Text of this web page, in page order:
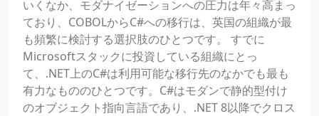
いくなか、モダナイゼーションへの圧力は年々高まっ
ており、COBOLからC#への移行は、英国の組織が最
も頻繁に検討する選択肢のひとつです。 すでに
Microsoftスタックに投資している組織にとっ
て、.NET上のC#は利用可能な移行先のなかでも最も
有力なもののひとつです。C#はモダンで静的型付け
のオブジェクト指向言語であり、.NET 8以降でクロス